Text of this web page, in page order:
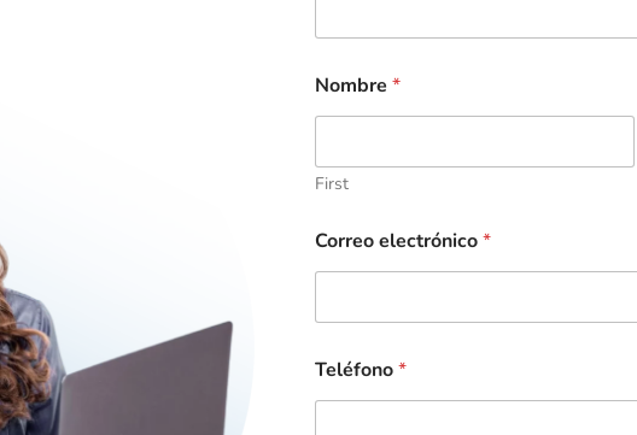
Nombre *
First
Correo electrónico*
Teléfono*